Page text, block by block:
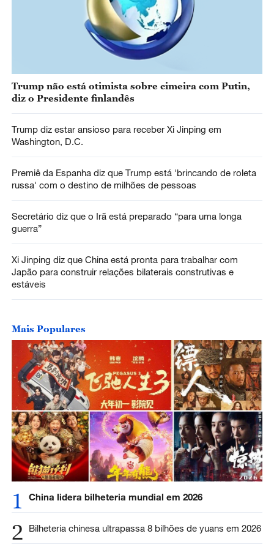
Trump não está otimista sobre cimeira com Putin,
diz o Presidente finlandês
Trump diz estar ansioso para receber Xi Jinping em
Washington, D.C.
Premiê da Espanha diz que Trump está 'brincando de roleta
russa' com o destino de milhões de pessoas
Secretário diz que o Irã está preparado “para uma longa
guerra”
Xi Jinping diz que China está pronta para trabalhar com
Japão para construir relações bilaterais construtivas e
estáveis
Mais Populares
1 China lidera bilheteria mundial em 2026
2 Bilheteria chinesa ultrapassa 8 bilhões de yuans em 2026